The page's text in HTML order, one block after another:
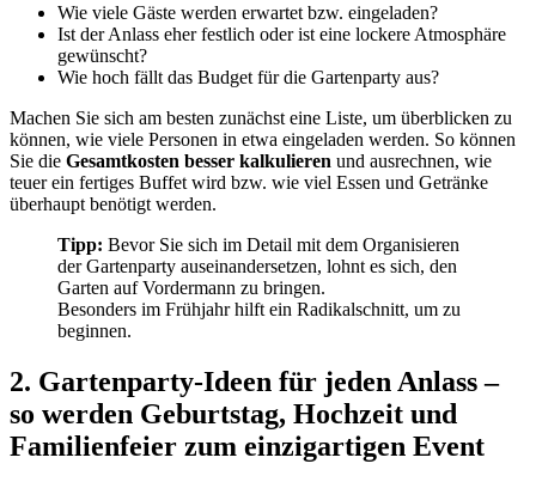
Wie viele Gäste werden erwartet bzw. eingeladen?
Ist der Anlass eher festlich oder ist eine lockere Atmosphäre
gewünscht?
Wie hoch fällt das Budget für die Gartenparty aus?
Machen Sie sich am besten zunächst eine Liste, um überblicken zu
können, wie viele Personen in etwa eingeladen werden. So können
Sie die Gesamtkosten besser kalkulieren und ausrechnen, wie
teuer ein fertiges Buffet wird bzw. wie viel Essen und Getränke
überhaupt benötigt werden.
Tipp: Bevor Sie sich im Detail mit dem Organisieren
der Gartenparty auseinandersetzen, lohnt es sich, den
Garten auf Vordermann zu bringen.
Besonders im Frühjahr hilft ein Radikalschnitt, um zu
beginnen.
2. Gartenparty-Ideen für jeden Anlass –
so werden Geburtstag, Hochzeit und
Familienfeier zum einzigartigen Event